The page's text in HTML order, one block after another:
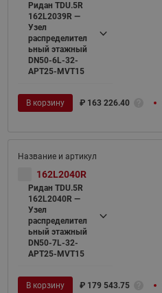
Ридан TDU.5R
162L2039R —
Узел
распределител
ьный этажный
DN50-6L-32-
APT25-MVT15
В корзину ₽ 163 226.40
162L2040R
Ридан TDU.5R
162L2040R —
Узел
распределител
ьный этажный
DN50-7L-32-
APT25-MVT15
В корзину ₽ 179 543.75